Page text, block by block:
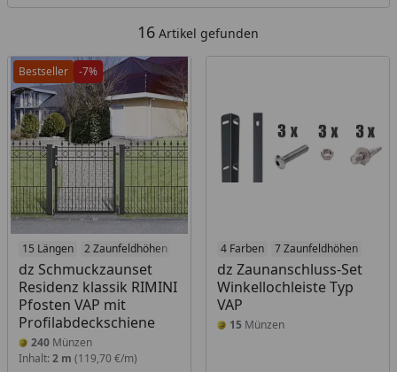
16 Artikel gefunden
Bestseller -7%
15 Längen 2 Zaunfeldhöhen
dz Schmuckzaunset
Residenz klassik RIMINI
Pfosten VAP mit
Profilabdeckschiene
240 Münzen
Inhalt: 2 m (119,70 €/m)
4 Farben 7 Zaunfeldhöhen
dz Zaunanschluss-Set
Winkellochleiste Typ
VAP
15 Münzen